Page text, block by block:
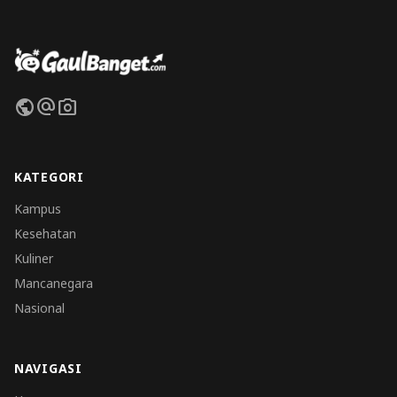
publicalternate_emailphoto_camera
KATEGORI
Kampus
Kesehatan
Kuliner
Mancanegara
Nasional
NAVIGASI